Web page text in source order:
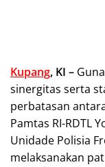
Kupang, KI –
sinergitas serta
perbatasan
Pamtas RI-RDTL
Unidade Polisia
melaksanakan